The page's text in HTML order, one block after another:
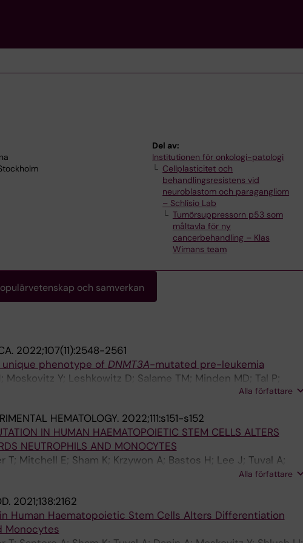
Del av:
Institutionen för onkologi-patologi
Cellplasticitet och
behandlingsresistens vid
neuroblastom och paragangliom
– Schlisio Lab
Tumörsuppressorn p53 som
måltavla för ny
cancerbehandling – Klas
Wimans team
och samverkan
2022;107(11):2548-2561
phenotype of DNMT3A-mutated pre-leukemia
Moskovitz Y; Leshkowitz D; Salame TM; Minden MD; Tal P;
Alla författare
HEMATOLOGY. 2022;111:s151-s152
IN HUMAN HAEMATOPOIETIC STEM CELLS ALTERS
NEUTROPHILS AND MONOCYTES
T; Mitchell E; Sham K; Krzywon A; Bastos H; Lee J; Tuval A;
A; Moskovitz Y; Minden M; Arruda A; Nangalia J; Campbell P;
Alla författare
2021;138:2162
Human Haematopoietic Stem Cells Alters Differentiation
Monocytes